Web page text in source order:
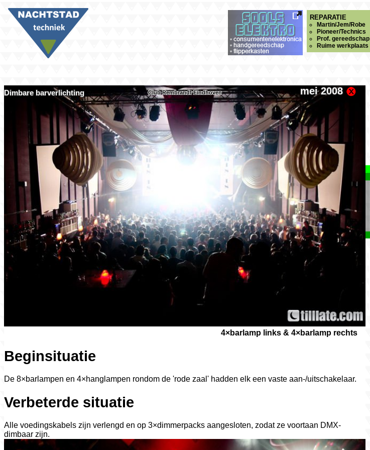
REPARATIE
Martin/Jem/Robe
Pioneer/Technics
Prof. gereedschap
Ruime werkplaats
mei 2008
Dimbare bar­verlichting Club Rembrandt Eindhoven
4×barlamp links & 4×barlamp rechts
Beginsituatie
De 8×barlampen en 4×hanglampen rondom de 'rode zaal' hadden elk een vaste aan-/uitschakelaar.
Verbeterde situatie
Alle voedingskabels zijn verlengd en op 3×dimmerpacks aangesloten, zodat ze voortaan DMX-
dimbaar zijn.